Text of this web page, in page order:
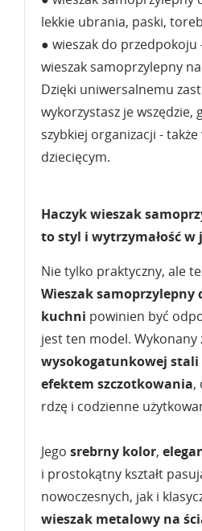
lekkie ubrania, paski,
● wieszak do przedpokoju
wieszak samoprzylepny
Dzięki uniwersalnemu
wykorzystasz je wszędzie,
szybkiej organizacji -
dziecięcym.
Haczyk wieszak
to styl i wytrzymałość w
Nie tylko praktyczny, ale
Wieszak samoprzylepny
kuchni powinien być
jest ten model. Wykonany
wysokogatunkowej stali
efektem szczotkowania,
rdzę i codzienne
Jego srebrny kolor,
i prostokątny kształt
nowoczesnych, jak i
wieszak metalowy na